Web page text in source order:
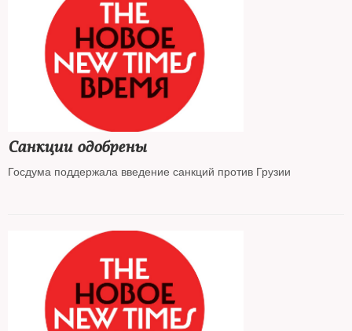
Санкции одобрены
Госдума поддержала введение санкций против Грузии